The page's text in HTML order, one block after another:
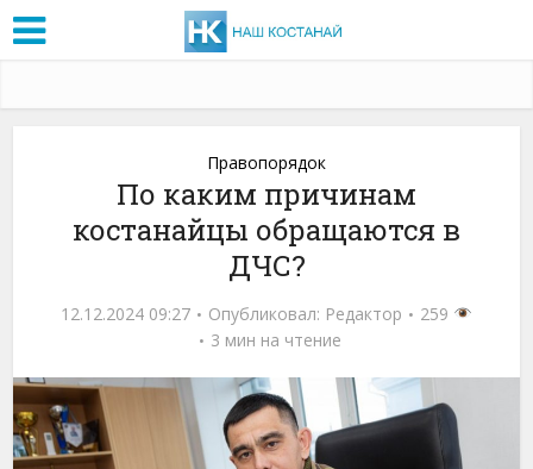
Правопорядок
По каким причинам
костанайцы обращаются в
ДЧС?
12.12.2024 09:27 Опубликовал: Редактор
259
3 мин на чтение